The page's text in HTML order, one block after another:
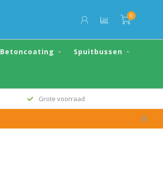
0
Betoncoating Spuitbussen
Grote voorraad